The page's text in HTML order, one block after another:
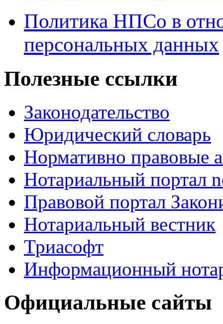
Политика НПСо в
персональных данных
Полезные ссылки
Законодательство
Юридический словарь
Нормативно правовые
Нотариальный портал
Правовой портал
Нотариальный вестник
Триасофт
Информационный
Официальные сайты